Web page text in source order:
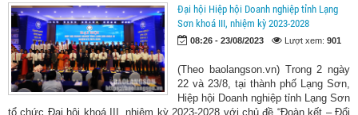
Đại hội Hiệp hội Doanh nghiệp tỉnh Lạng
Sơn khoá III, nhiệm kỳ 2023-2028
08:26 - 23/08/2023 Lượt xem: 901
(Theo baolangson.vn) Trong 2 ngày
22 và 23/8, tại thành phố Lạng Sơn,
Hiệp hội Doanh nghiệp tỉnh Lạng Sơn
tổ chức Đại hội khoá III, nhiệm kỳ 2023-2028 với chủ đề “Đoàn kết – Đổi